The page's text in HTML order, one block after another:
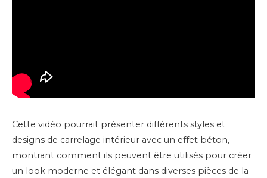
Cette vidéo pourrait présenter différents styles et
designs de carrelage intérieur avec un effet béton,
montrant comment ils peuvent être utilisés pour créer
un look moderne et élégant dans diverses pièces de la